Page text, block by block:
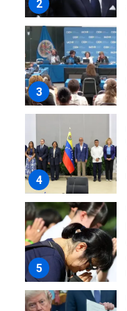
3
4
5